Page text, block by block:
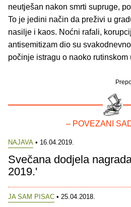
neutješan nakon smrti supruge,
To je jedini način da preživi u
nasilje i kaos. Noćni rafali,
antisemitizam dio su
počinje istragu o naoko rutinskom
– POVEZANI
NAJAVA • 16.04.2019.
Svečana dodjela
2019.'
JA SAM PISAC • 25.04.2018.